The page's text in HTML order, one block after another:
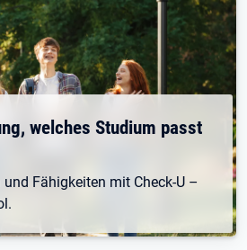
welches Studium passt
Fähigkeiten mit Check-U –